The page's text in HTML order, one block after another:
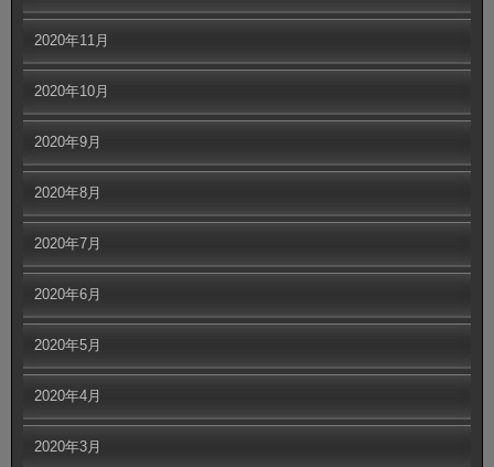
2020年11月
2020年10月
2020年9月
2020年8月
2020年7月
2020年6月
2020年5月
2020年4月
2020年3月